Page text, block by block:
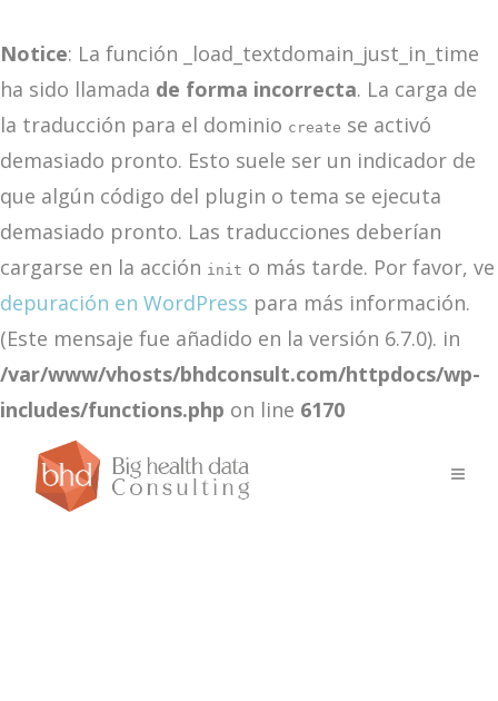
Notice: La función _load_textdomain_just_in_time
ha sido llamada de forma incorrecta. La carga de
la traducción para el dominio create se activó
demasiado pronto. Esto suele ser un indicador de
que algún código del plugin o tema se ejecuta
demasiado pronto. Las traducciones deberían
cargarse en la acción init o más tarde. Por favor, ve
depuración en WordPress para más información.
(Este mensaje fue añadido en la versión 6.7.0). in
/var/www/vhosts/bhdconsult.com/httpdocs/wp-
includes/functions.php on line 6170